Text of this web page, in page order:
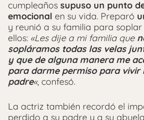
cumpleaños supuso un punto
emocional en su vida. Preparó
y reunió a su familia para soplar
ellos: «Les dije a mi familia que
sopláramos todas las velas
y que de alguna manera me
para darme permiso para vivir
padre«, confesó.
La actriz también recordó el
perdido a su padre y a su